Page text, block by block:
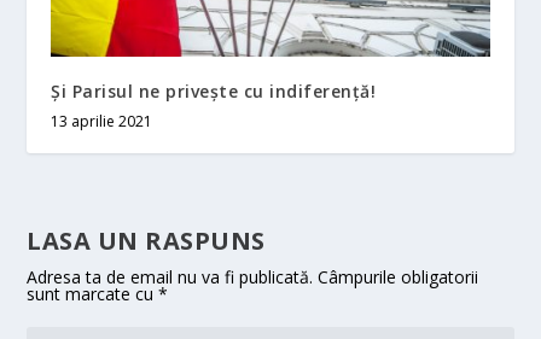
Şi Parisul ne priveşte cu indiferenţă!
13 aprilie 2021
LASA UN RASPUNS
Adresa ta de email nu va fi publicată. Câmpurile obligatorii
sunt marcate cu*